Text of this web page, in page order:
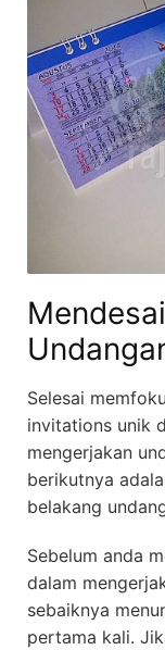
Selesai
invitations unik
mengerjakan
berikutnya
belakang
Sebelum anda
dalam
sebaiknya
pertama kali.